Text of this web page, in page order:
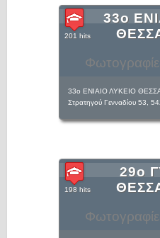
33ο
201 hits
33ο ΕΝΙΑΙΟ ΛΥΚΕΙΟ
Στρατηγού Γενναδίου 53,
29ο
198 hits